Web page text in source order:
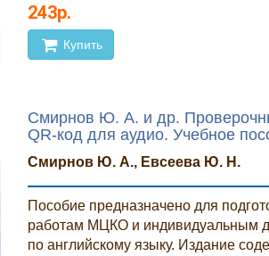
243р.
Купить
Смирнов Ю. А. и др.
QR-код для аудио. Учебное
Смирнов Ю. А., Евсеева Ю. Н.
Пособие предназначено для
работам МЦКО и индивидуальным
по английскому языку. Издание